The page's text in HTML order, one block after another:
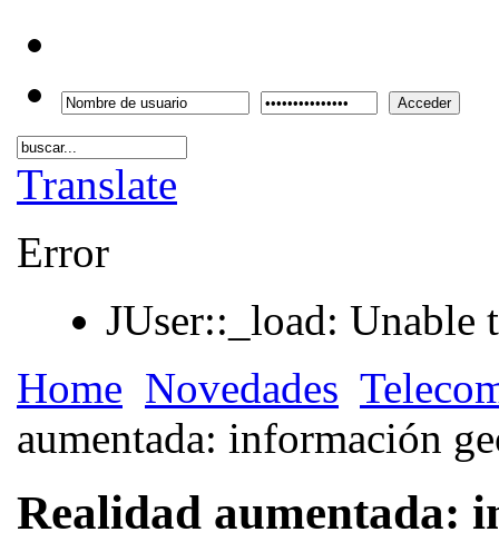
Acceder
Translate
Error
JUser::_load: Unable
Home Novedades
aumentada: información
Realidad aumentada: